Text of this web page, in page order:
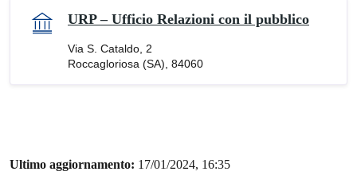
URP – Ufficio Relazioni con il pubblico
Via S. Cataldo, 2
Roccagloriosa (SA), 84060
Ultimo aggiornamento: 17/01/2024, 16:35